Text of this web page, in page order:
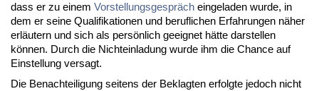
dass er zu ei­nem Vor­stel­lungs­gespräch ein­ge­la­den wur­de, in
dem er sei­ne Qua­li­fi­ka­tio­nen und be­ruf­li­chen Er­fah­run­gen näher
erläutern und sich als persönlich ge­eig­net hätte dar­stel­len
können. Durch die Nicht­ein­la­dung wur­de ihm die Chan­ce auf
Ein­stel­lung ver­sagt.
Die Be­nach­tei­li­gung sei­tens der Be­klag­ten er­folg­te je­doch nicht